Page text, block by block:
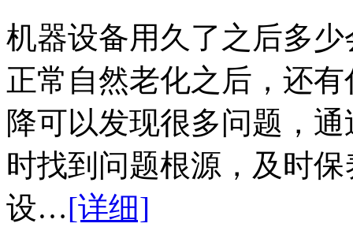
机器设备用久了之后多
正常自然老化之后，还
降可以发现很多问题，
时找到问题根源，及时
设…[详细]